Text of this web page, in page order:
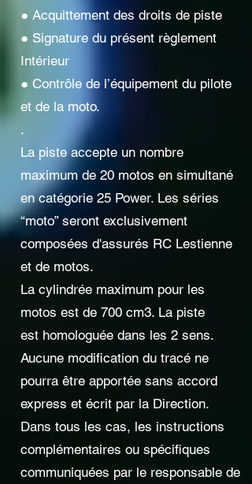
● Acquittement des droits de piste
● Signature du présent règlement
Intérieur
● Contrôle de l’équipement du pilote
et de la moto.
.
La piste accepte un nombre
maximum de 20 motos en simultané
en catégorie 25 Power. Les séries
“moto” seront exclusivement
composées d'assurés RC Lestienne
et de motos.
La cylindrée maximum pour les
motos est de 700 cm3. La piste
est homologuée dans les 2 sens.
Aucune modification du tracé ne
pourra être apportée sans accord
express et écrit par la Direction.
Dans tous les cas, les instructions
complémentaires ou spécifiques
communiquées par le responsable de